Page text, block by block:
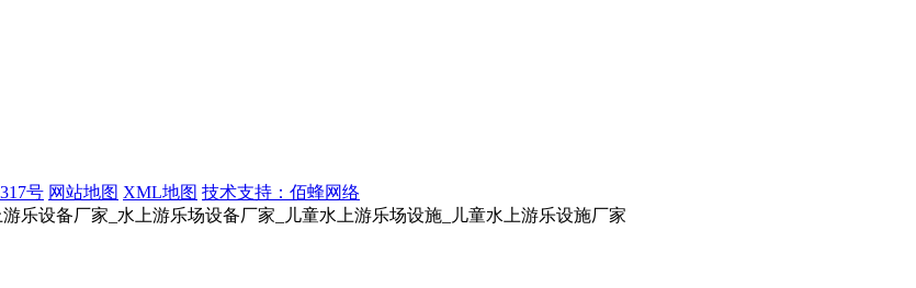
号 网站地图 XML地图 技术支持：佰蜂网络
乐设备厂家_水上游乐场设备厂家_儿童水上游乐场设施_儿童水上游乐设施厂家